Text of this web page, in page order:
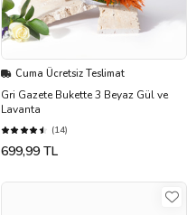
Cuma Ücretsiz Teslimat
Gri Gazete Bukette 3 Beyaz Gül ve
Lavanta
(14)
699,99 TL